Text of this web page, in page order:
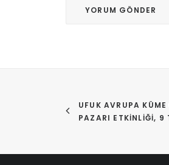
UFUK AVRUPA
PAZARI ETKINLIĞI, 9